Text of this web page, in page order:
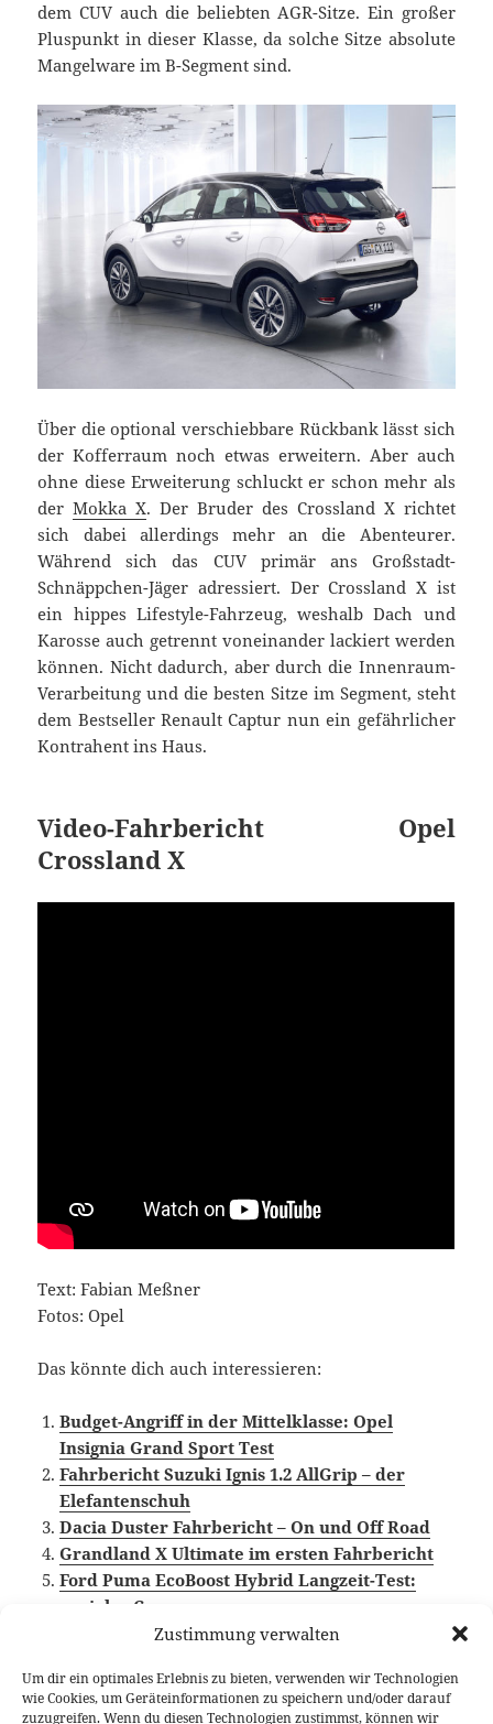
Zustimmung verwalten
Um dir ein optimales Erlebnis zu bieten, verwenden wir Technologien
wie Cookies, um Geräteinformationen zu speichern und/oder darauf
zuzugreifen. Wenn du diesen Technologien zustimmst, können wir
dem CUV auch die beliebten AGR-Sitze. Ein großer
Pluspunkt in dieser Klasse, da solche Sitze absolute
Mangelware im B-Segment sind.
Über die optional verschiebbare Rückbank lässt sich
der Kofferraum noch etwas erweitern. Aber auch
ohne diese Erweiterung schluckt er schon mehr als
derMokka X. Der Bruder des Crossland X richtet
sich dabei allerdings mehr an die Abenteurer.
Während sich das CUV primär ans Großstadt-
Schnäppchen-Jäger adressiert. Der Crossland X ist
ein hippes Lifestyle-Fahrzeug, weshalb Dach und
Karosse auch getrennt voneinander lackiert werden
können. Nicht dadurch, aber durch die Innenraum-
Verarbeitung und die besten Sitze im Segment, steht
dem Bestseller Renault Captur nun ein gefährlicher
Kontrahent ins Haus.
Video-Fahrbericht Opel
Crossland X
Text: Fabian Meßner
Fotos: Opel
Das könnte dich auch interessieren:
Budget-Angriff in der Mittelklasse: Opel
Insignia Grand Sport Test
Fahrbericht Suzuki Ignis 1.2 AllGrip – der
Elefantenschuh
Dacia Duster Fahrbericht – On und Off Road
Grandland X Ultimate im ersten Fahrbericht
Ford Puma EcoBoost Hybrid Langzeit-Test:
genialer Crossover
Veröffentlicht
22. Mai 2017 Autor
Fabian Meßner Kategorien
Fahrberichte
Schlagwörter